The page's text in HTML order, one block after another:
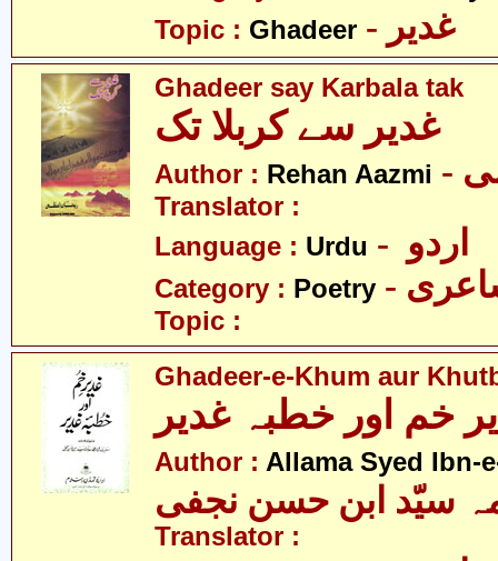
Topic : Ghadeer - غدیر
Ghadeer say Karbala tak
غدیر سے کربلا تک
Author : Rehan Aazmi
Translator :
Language : Urdu
Category : Poetry
Topic :
Ghadeer-e-Khum aur
خم اور خطبہ غدیر
Author : Allama Syed Ibn-
سیّد ابن حسن نجفی
Translator :